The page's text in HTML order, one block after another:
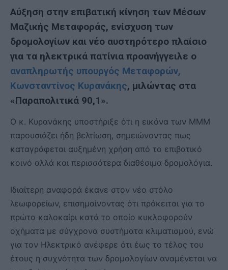
Αύξηση στην επιβατική κίνηση των Μέσων
Μαζικής Μεταφοράς, ενίσχυση των
δρομολογίων και νέο αυστηρότερο πλαίσιο
για τα ηλεκτρικά πατίνια προανήγγειλε ο
αναπληρωτής υπουργός Μεταφορών,
Κωνσταντίνος Κυρανάκης, μιλώντας στα
«Παραπολιτικά 90,1».
Ο κ. Κυρανάκης υποστήριξε ότι η εικόνα των ΜΜΜ
παρουσιάζει ήδη βελτίωση, σημειώνοντας πως
καταγράφεται αυξημένη χρήση από το επιβατικό
κοινό αλλά και περισσότερα διαθέσιμα δρομολόγια.
Ιδιαίτερη αναφορά έκανε στον νέο στόλο
λεωφορείων, επισημαίνοντας ότι πρόκειται για το
πρώτο καλοκαίρι κατά το οποίο κυκλοφορούν
οχήματα με σύγχρονα συστήματα κλιματισμού, ενώ
για τον Ηλεκτρικό ανέφερε ότι έως το τέλος του
έτους η συχνότητα των δρομολογίων αναμένεται να